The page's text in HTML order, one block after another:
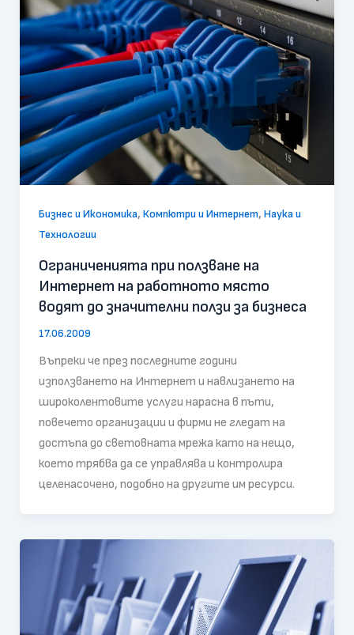
Бизнес и Икономика, Компютри и Интернет, Наука и
Технологии
Ограниченията при ползване на
Интернет на работното място
водят до значителни ползи за бизнеса
17.06.2009
Въпреки че през последните години
използването на Интернет и навлизането на
широколентовите услуги нарасна в пъти,
повечето организации и фирми не гледат на
достъпа до световната мрежа като на нещо,
което трябва да се управлява и контролира
целенасочено, подобно на другите им ресурси.